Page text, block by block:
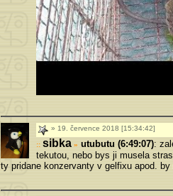
19. července 2018 [15:34:42]
sibka» utubutu (6:49:07):
tekutou, nebo bys ji musela
ty pridane konzervanty v gelfixu apod.